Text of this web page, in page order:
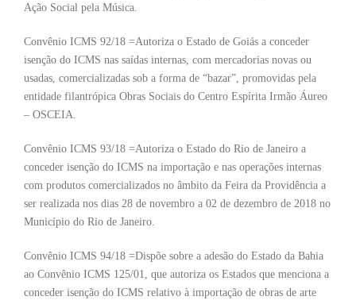
Ação Social pela Música.
Convênio ICMS 92/18 =Autoriza o Estado de Goiás a conceder
isenção do ICMS nas saídas internas, com mercadorias novas ou
usadas, comercializadas sob a forma de “bazar”, promovidas pela
entidade filantrópica Obras Sociais do Centro Espírita Irmão Áureo
– OSCEIA.
Convênio ICMS 93/18 =Autoriza o Estado do Rio de Janeiro a
conceder isenção do ICMS na importação e nas operações internas
com produtos comercializados no âmbito da Feira da Providência a
ser realizada nos dias 28 de novembro a 02 de dezembro de 2018 no
Município do Rio de Janeiro.
Convênio ICMS 94/18 =Dispõe sobre a adesão do Estado da Bahia
ao Convênio ICMS 125/01, que autoriza os Estados que menciona a
conceder isenção do ICMS relativo à importação de obras de arte